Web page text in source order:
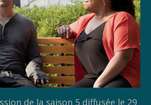
de la saison 5 diffusée le 29